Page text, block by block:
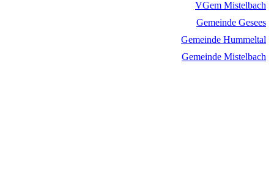
VGem Mistelbach
Gemeinde Gesees
Gemeinde Hummeltal
Gemeinde Mistelbach